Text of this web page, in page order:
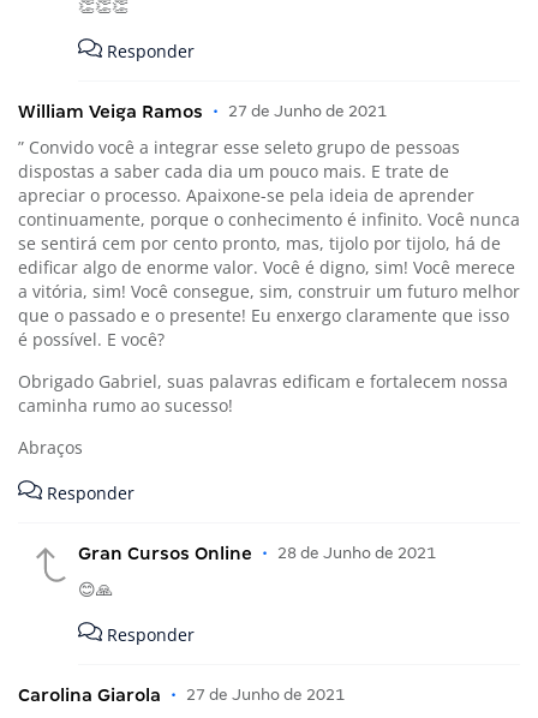
👏👏👏
Responder
William Veiga Ramos • 27 de Junho de 2021
” Convido você a integrar esse seleto grupo de pessoas
dispostas a saber cada dia um pouco mais. E trate de
apreciar o processo. Apaixone-se pela ideia de aprender
continuamente, porque o conhecimento é infinito. Você nunca
se sentirá cem por cento pronto, mas, tijolo por tijolo, há de
edificar algo de enorme valor. Você é digno, sim! Você merece
a vitória, sim! Você consegue, sim, construir um futuro melhor
que o passado e o presente! Eu enxergo claramente que isso
é possível. E você?
Obrigado Gabriel, suas palavras edificam e fortalecem nossa
caminha rumo ao sucesso!
Abraços
Responder
Gran Cursos Online • 28 de Junho de 2021
😊🙏
Responder
Carolina Giarola • 27 de Junho de 2021